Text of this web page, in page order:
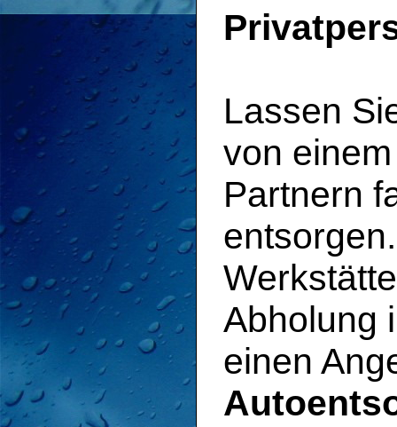
Lassen
von
Partnern
Abholung
einen